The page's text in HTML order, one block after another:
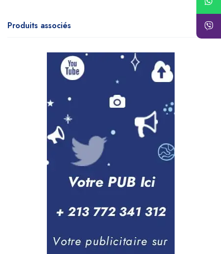
Produits associés